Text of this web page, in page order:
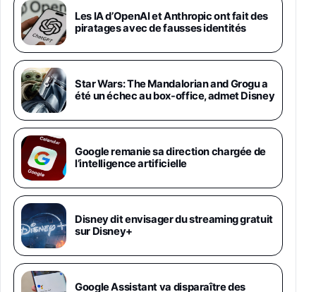
Android 5G avec Galaxy AI, 512 Go,
Chargeur Secteur Rapide 25W Inclus,
Smartphone déverrouillé, Noir, Version FR
1019€
Galaxy S26 Ultra 512 Go Bleu
1019€1399€Fnac (Vendeur Tiers)
Galaxy S26 Ultra 256 Go Violet
892€1199€Fnac (Vendeur Tiers)
Philips SHK2000BL - Casque Enfant - Bleu &
Répartiteur Audio 5 Casques, Blanc
24,94€29,96€Fnac (Vendeur Tiers)
Asus RT-AC59U Routeur sans Fil Double
Bande Gigabit (Serveur et Client VPN, Triple
Vlan, Mode Point d'accès et Bridge, contrôle
Parental, Qos)
Les IA d’OpenAI et Anthropic ont fait des
piratages avec de fausses identités
Star Wars: The Mandalorian and Grogu a
été un échec au box-office, admet Disney
Google remanie sa direction chargée de
l’intelligence artificielle
Disney dit envisager du streaming gratuit
sur Disney+
Google Assistant va disparaître des